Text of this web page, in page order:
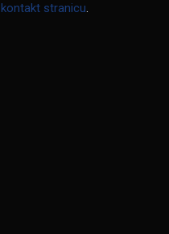
kontakt stranicu.